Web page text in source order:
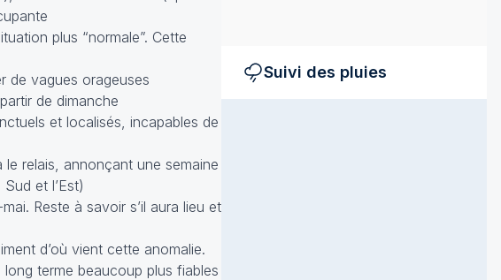
plus “normale”. Cette
de vagues orageuses
de dimanche
et localisés, incapables de
le relais, annonçant une semaine
et l’Est)
Reste à savoir s’il aura lieu et
d’où vient cette anomalie.
terme beaucoup plus fiables
Suivi des pluies